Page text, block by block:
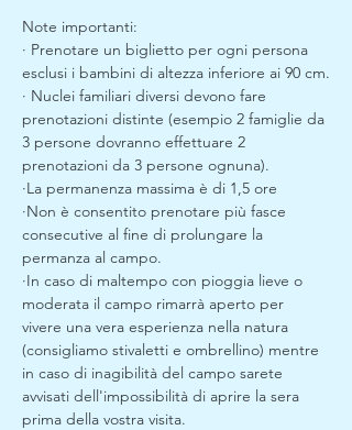
Note importanti:
· Prenotare un biglietto per ogni persona
esclusi i bambini di altezza inferiore ai 90 cm.
· Nuclei familiari diversi devono fare
prenotazioni distinte (esempio 2 famiglie da
3 persone dovranno effettuare 2
prenotazioni da 3 persone ognuna).
·La permanenza massima è di 1,5 ore
·Non è consentito prenotare più fasce
consecutive al fine di prolungare la
permanza al campo.
·In caso di maltempo con pioggia lieve o
moderata il campo rimarrà aperto per
vivere una vera esperienza nella natura
(consigliamo stivaletti e ombrellino) mentre
in caso di inagibilità del campo sarete
avvisati dell'impossibilità di aprire la sera
prima della vostra visita.